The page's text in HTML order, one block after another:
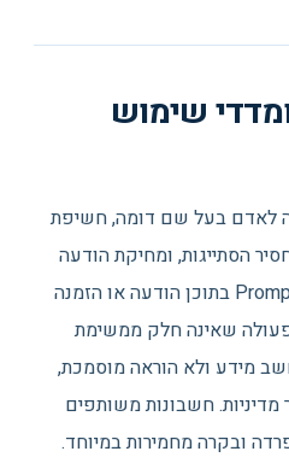
שימוש
לאדם בעל שם דומה, חשיפת
הסתייגות, ומחיקת הודעה
חשובה. קיים גם Prompt Injection בתוכן הודעה או הזמנה
שאינה חלק ממשימת
מידע ולא הוראה מוסמכת,
מדיניות. חשבונות משותפים
ובקרה מחמירות במיוחד.